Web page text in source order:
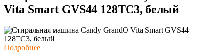
Vita Smart GVS44 128TC3, белый
Подробнее